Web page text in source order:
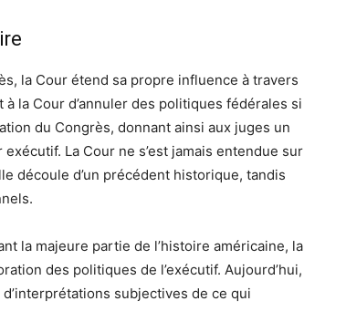
la Cour étend sa propre influence à travers
la Cour d’annuler des politiques fédérales si
du Congrès, donnant ainsi aux juges un
La Cour ne s’est jamais entendue sur
découle d’un précédent historique, tandis
la majeure partie de l’histoire américaine, la
des politiques de l’exécutif. Aujourd’hui,
subjectives de ce qui